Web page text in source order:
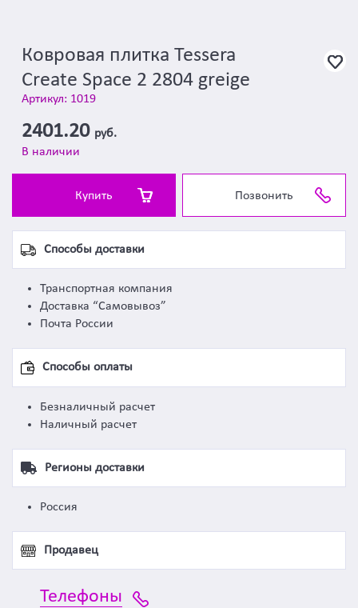
Ковровая плитка Tessera
Create Space 2 2804 greige
Артикул: 1019
2401.20 руб.
В наличии
Купить Позвонить
Способы доставки
Транспортная компания
Доставка “Самовывоз”
Почта России
Способы оплаты
Безналичный расчет
Наличный расчет
Регионы доставки
Россия
Продавец
Телефоны